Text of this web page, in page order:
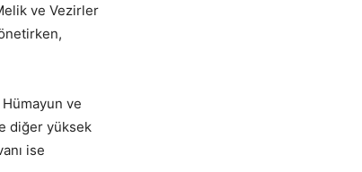
ve Vezirler
Hümayun ve
diğer yüksek
ise